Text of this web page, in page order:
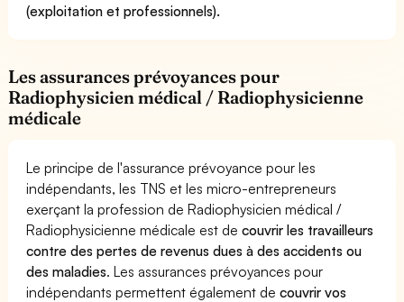
(exploitation et professionnels).
Les assurances prévoyances pour
Radiophysicien médical / Radiophysicienne
médicale
Le principe de l'assurance prévoyance pour les
indépendants, les TNS et les micro-entrepreneurs
exerçant la profession de Radiophysicien médical /
Radiophysicienne médicale est decouvrir les travailleurs
contre des pertes de revenus dues à des accidents ou
des maladies. Les assurances prévoyances pour
indépendants permettent également decouvrir vos